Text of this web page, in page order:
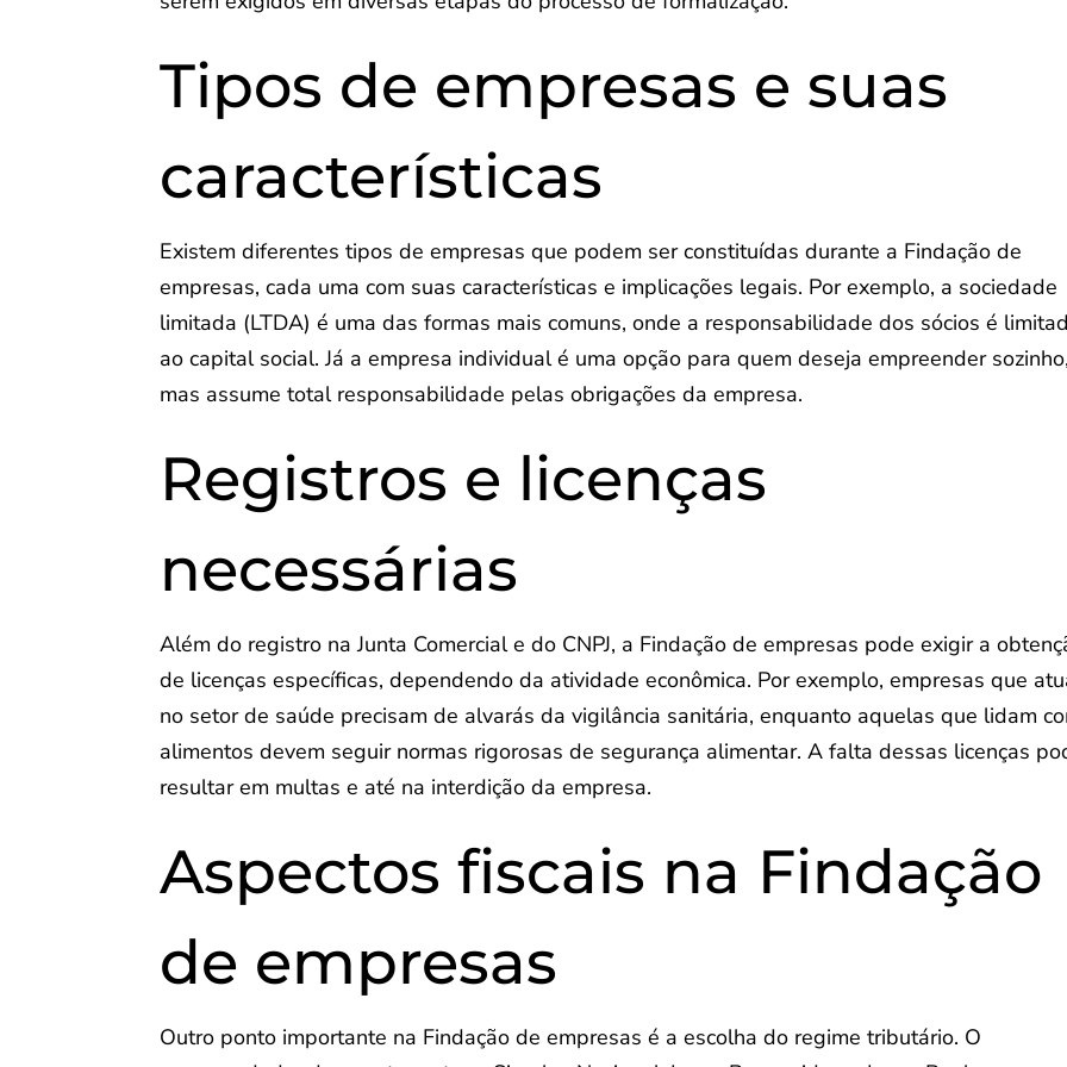
Tipos de empresas e suas
características
Existem diferentes tipos de empresas que podem ser constituídas durante a Findação de
empresas, cada uma com suas características e implicações legais. Por exemplo, a sociedade
limitada (LTDA) é uma das formas mais comuns, onde a responsabilidade dos sócios é
ao capital social. Já a empresa individual é uma opção para quem deseja empreender
mas assume total responsabilidade pelas obrigações da empresa.
Registros e licenças
necessárias
Além do registro na Junta Comercial e do CNPJ, a Findação de empresas pode exigir a
de licenças específicas, dependendo da atividade econômica. Por exemplo, empresas que
no setor de saúde precisam de alvarás da vigilância sanitária, enquanto aquelas que lidam
alimentos devem seguir normas rigorosas de segurança alimentar. A falta dessas licenças
resultar em multas e até na interdição da empresa.
Aspectos fiscais na Findação
de empresas
Outro ponto importante na Findação de empresas é a escolha do regime tributário. O